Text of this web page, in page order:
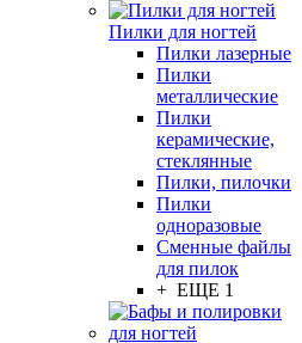
Пилки для ногтей
Пилки лазерные
Пилки
металлические
Пилки
керамические,
стеклянные
Пилки, пилочки
Пилки
одноразовые
Сменные файлы
для пилок
+ ЕЩЕ 1